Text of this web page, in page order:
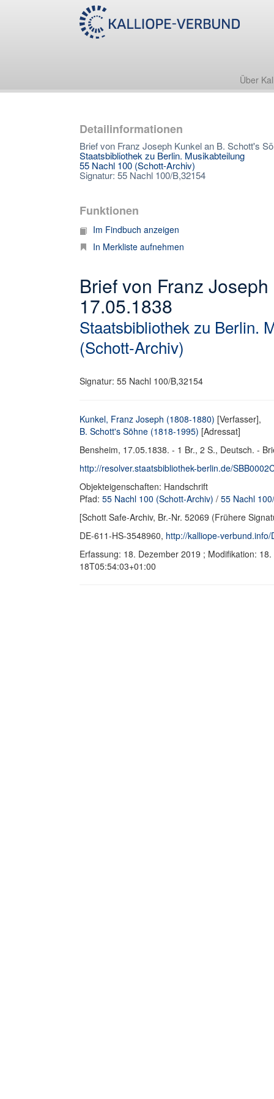
Über
Detailinformationen
Brief von Franz Joseph Kunkel an B. Schott's
Staatsbibliothek zu Berlin. Musikabteilung
55 Nachl 100 (Schott-Archiv)
Signatur: 55 Nachl 100/B,32154
Funktionen
Im Findbuch anzeigen
In Merkliste aufnehmen
Brief von Franz
17.05.1838
Staatsbibliothek zu Berlin.
(Schott-Archiv)
Signatur: 55 Nachl 100/B,32154
Kunkel, Franz Joseph (1808-1880) [Verfasser],
B. Schott's Söhne (1818-1995) [Adressat]
Bensheim, 17.05.1838. - 1 Br., 2 S., Deutsch. -
http://resolver.staatsbibliothek-berlin.de/
Objekteigenschaften: Handschrift
Pfad: 55 Nachl 100 (Schott-Archiv) / 55 Nachl
[Schott Safe-Archiv, Br.-Nr. 52069 (Frühere
DE-611-HS-3548960, http://kalliope-
Erfassung: 18. Dezember 2019 ; Modifikation:
18T05:54:03+01:00